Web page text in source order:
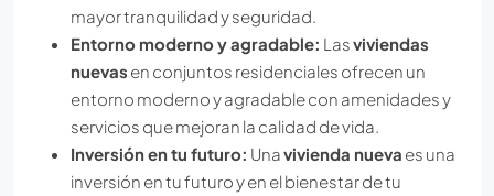
mayor tranquilidad y seguridad.
Entorno moderno y agradable: Lasviviendas
nuevas en conjuntos residenciales ofrecen un
entorno moderno y agradable con amenidades y
servicios que mejoran la calidad de vida.
Inversión en tu futuro: Unavivienda nueva es una
inversión en tu futuro y en el bienestar de tu